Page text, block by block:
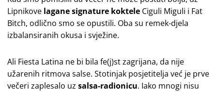
Lipnikove lagane signature koktele Ciguli Miguli i Fat
Bitch, odlično smo se opustili. Oba su remek-djela
izbalansiranih okusa i svježine.
Ali Fiesta Latina ne bi bila fe(j)st zagrijana, da nije
užarenih ritmova salse. Stotinjak posjetitelja već je prve
večeri zaplesalo uz salsa-radionicu. Iako mnogi nisu